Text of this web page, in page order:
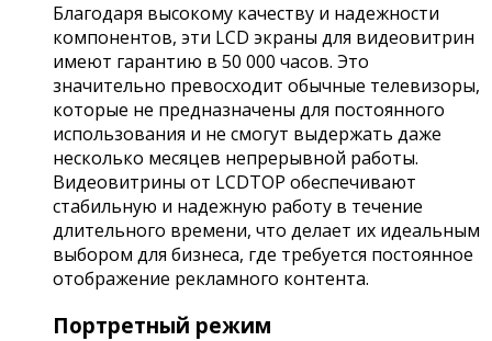
Благодаря высокому качеству и надежности
компонентов, эти LCD экраны для видеовитрин
имеют гарантию в 50 000 часов. Это
значительно превосходит обычные телевизоры,
которые не предназначены для постоянного
использования и не смогут выдержать даже
несколько месяцев непрерывной работы.
Видеовитрины от LCDTOP обеспечивают
стабильную и надежную работу в течение
длительного времени, что делает их идеальным
выбором для бизнеса, где требуется постоянное
отображение рекламного контента.
Портретный режим